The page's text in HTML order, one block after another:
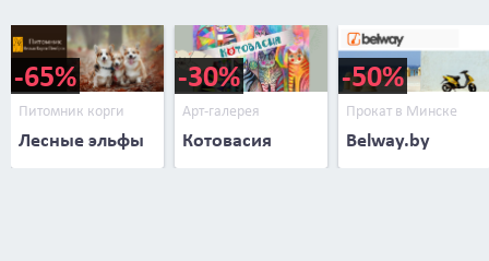
-65%
Питомник корги
Лесные эльфы
-30%
Арт-галерея
Котовасия
-50%
Прокат в Минске
Belway.by